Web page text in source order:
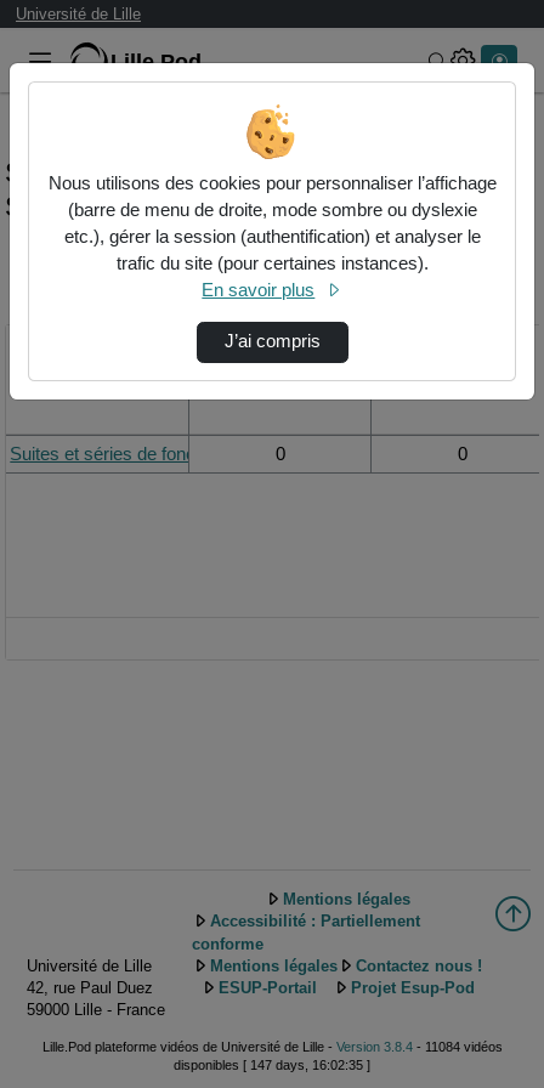
Université de Lille
Lille.Pod Rechercher
Statistiques de visualisation de la vidéo
Suites et séries de fonctions - cours 8
Modifier la période de
Vue de la journée
Suites et séries de fonctions - cours 8
0 0
Université de Lille
42, rue Paul Duez
59000 Lille - France
Mentions légales
Accessibilité : Partiellement
conforme
Mentions légales
Contactez nous !
ESUP-Portail
Projet Esup-Pod
Lille.Pod plateforme vidéos de Université de Lille - Version 3.8.4- 11084 vidéos
disponibles [ 147 days, 16:02:35 ]
Nous utilisons des cookies pour personnaliser l’affichage
(barre de menu de droite, mode sombre ou dyslexie
etc.), gérer la session (authentification) et analyser le
trafic du site (pour certaines instances).
En savoir plus
J’ai compris